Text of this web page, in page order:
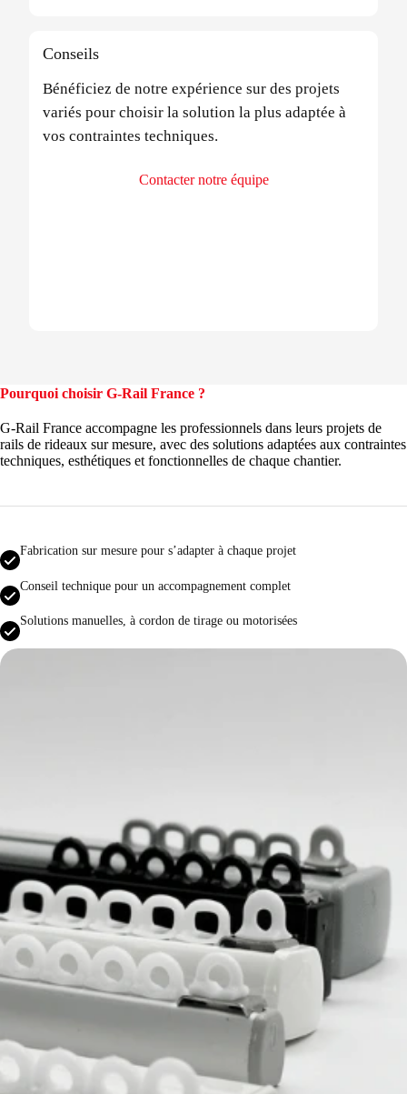
Conseils
Bénéficiez de notre expérience sur des projets
variés pour choisir la solution la plus adaptée à
vos contraintes techniques.
Contacter notre équipe
Pourquoi choisir G-Rail France ?
G-Rail France accompagne les professionnels dans leurs projets de
rails de rideaux sur mesure, avec des solutions adaptées aux contraintes
techniques, esthétiques et fonctionnelles de chaque chantier.
Fabrication sur mesure pour s’adapter à chaque projet
Conseil technique pour un accompagnement complet
Solutions manuelles, à cordon de tirage ou motorisées